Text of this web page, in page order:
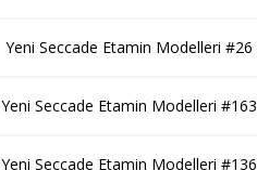
Yeni Seccade Etamin Modelleri #26
Yeni Seccade Etamin Modelleri #163
Yeni Seccade Etamin Modelleri #136